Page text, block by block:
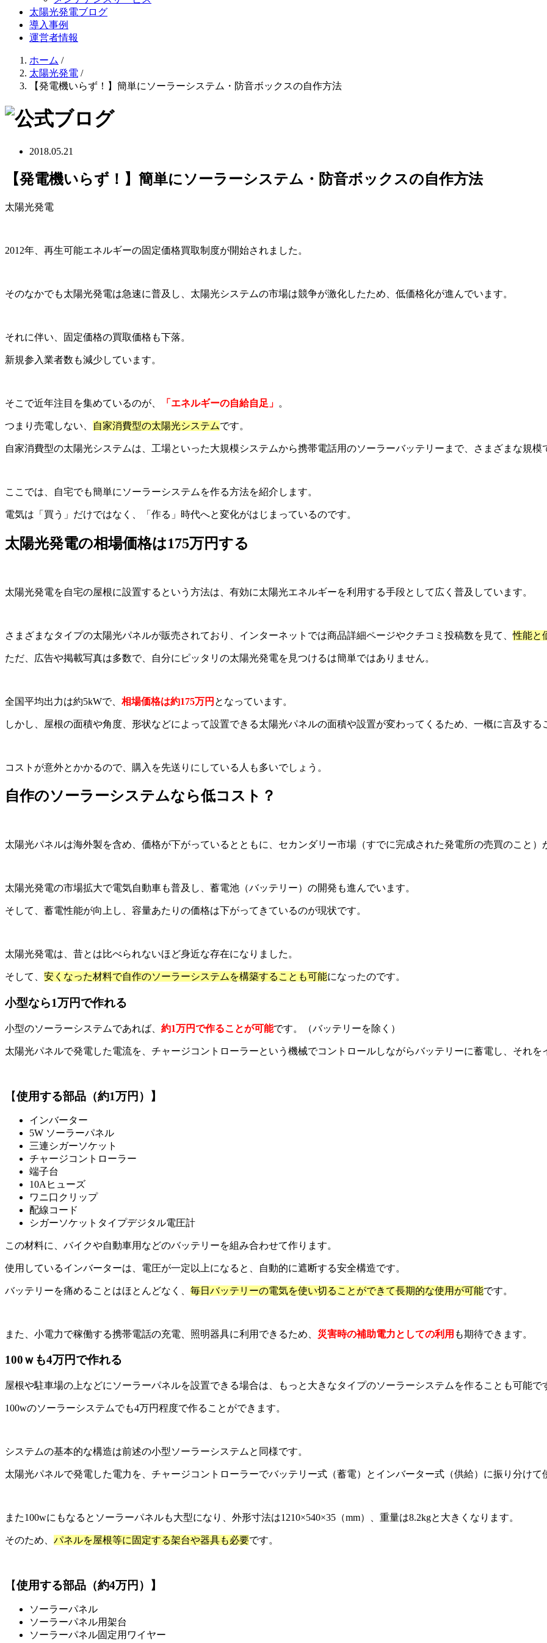
太陽光発電ブログ
導入事例
運営者情報
ホーム /
太陽光発電 /
【発電機いらず！】簡単にソーラーシステム・防音ボックスの自作方法
2018.05.21
【発電機いらず！】簡単にソーラーシステム・防音ボックスの自作方法
太陽光発電
2012年、再生可能エネルギーの固定価格買取制度が開始されました。
そのなかでも太陽光発電は急速に普及し、太陽光システムの市場は競争が激化したため、低価格化が進んでいます。
それに伴い、固定価格の買取価格も下落。
新規参入業者数も減少しています。
そこで近年注目を集めているのが、 「エネルギーの自給自足」 。
つまり売電しない、 自家消費型の太陽光システムです。
自家消費型の太陽光システムは、工場といった大規模システムから携帯電話用のソーラーバッテリーまで、さまざまな規模
ここでは、自宅でも簡単にソーラーシステムを作る方法を紹介します。
電気は「買う」だけではなく、「作る」時代へと変化がはじまっているのです。
太陽光発電の相場価格は175万円する
太陽光発電を自宅の屋根に設置するという方法は、有効に太陽光エネルギーを利用する手段として広く普及しています。
さまざまなタイプの太陽光パネルが販売されており、インターネットでは商品詳細ページやクチコミ投稿数を見て、性能と
ただ、広告や掲載写真は多数で、自分にピッタリの太陽光発電を見つけるは簡単ではありません。
全国平均出力は約5kWで、 相場価格は約175万円 となっています。
しかし、屋根の面積や角度、形状などによって設置できる太陽光パネルの面積や設置が変わってくるため、一概に言及する
コストが意外とかかるので、購入を先送りにしている人も多いでしょう。
自作のソーラーシステムなら低コスト？
太陽光パネルは海外製を含め、価格が下がっているとともに、セカンダリー市場（すでに完成された発電所の売買のこと）
太陽光発電の市場拡大で電気自動車も普及し、蓄電池（バッテリー）の開発も進んでいます。
そして、蓄電性能が向上し、容量あたりの価格は下がってきているのが現状です。
太陽光発電は、昔とは比べられないほど身近な存在になりました。
そして、 安くなった材料で自作のソーラーシステムを構築することも可能になったのです。
小型なら1万円で作れる
小型のソーラーシステムであれば、 約1万円で作ることが可能です。（バッテリーを除く）
太陽光パネルで発電した電流を、チャージコントローラーという機械でコントロールしながらバッテリーに蓄電し、それを
【使用する部品（約1万円）】
インバーター
5W ソーラーパネル
三連シガーソケット
チャージコントローラー
端子台
10Aヒューズ
ワニ口クリップ
配線コード
シガーソケットタイプデジタル電圧計
この材料に、バイクや自動車用などのバッテリーを組み合わせて作ります。
使用しているインバーターは、電圧が一定以上になると、自動的に遮断する安全構造です。
バッテリーを痛めることはほとんどなく、 毎日バッテリーの電気を使い切ることができて長期的な使用が可能です。
また、小電力で稼働する携帯電話の充電、照明器具に利用できるため、 災害時の補助電力としての利用 も期待できます。
100ｗも4万円で作れる
屋根や駐車場の上などにソーラーパネルを設置できる場合は、もっと大きなタイプのソーラーシステムを作ることも可能で
100wのソーラーシステムでも4万円程度で作ることができます。
システムの基本的な構造は前述の小型ソーラーシステムと同様です。
太陽光パネルで発電した電力を、チャージコントローラーでバッテリー式（蓄電）とインバーター式（供給）に振り分けて
また100wにもなるとソーラーパネルも大型になり、外形寸法は1210×540×35（mm）、重量は8.2kgと大きくなります。
そのため、 パネルを屋根等に固定する架台や器具も必要です。
【使用する部品（約4万円）】
ソーラーパネル
ソーラーパネル用架台
ソーラーパネル固定用ワイヤー